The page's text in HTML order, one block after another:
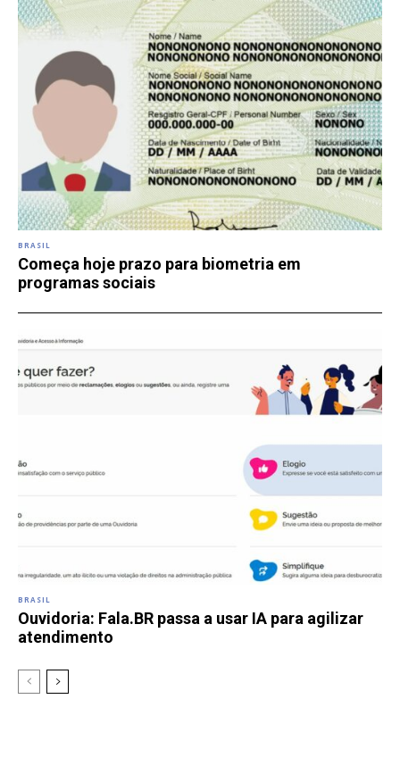
BRASIL
Começa hoje prazo para biometria em
programas sociais
BRASIL
Ouvidoria: Fala.BR passa a usar IA para agilizar
atendimento